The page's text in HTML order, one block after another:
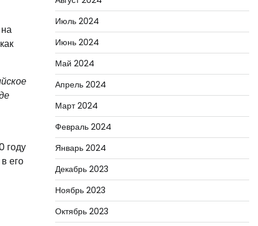
году
его
Июль 2024
Июнь 2024
Май 2024
Апрель 2024
Март 2024
Февраль 2024
Январь 2024
Декабрь 2023
Ноябрь 2023
Октябрь 2023